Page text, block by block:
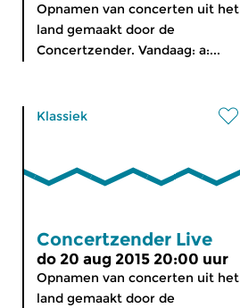
Opnamen van concerten uit het
land gemaakt door de
Concertzender. Vandaag: a:...
Klassiek
Concertzender Live
do 20 aug 2015 20:00 uur
Opnamen van concerten uit het
land gemaakt door de